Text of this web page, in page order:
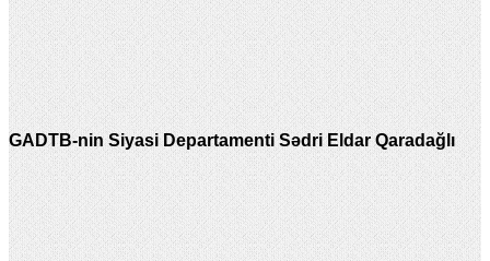
GADTB-nin Siyasi Departamenti Sədri Eldar Qaradağlı